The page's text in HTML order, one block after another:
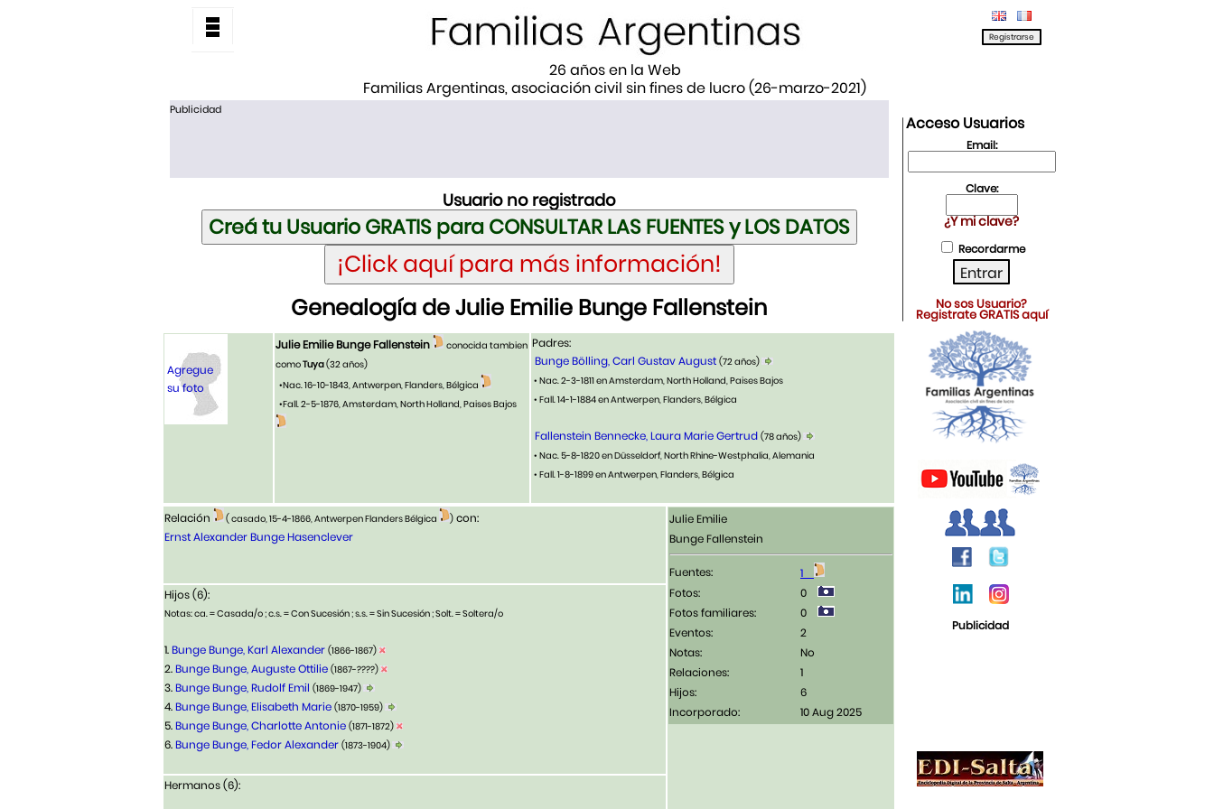
26 años en la Web
Familias Argentinas, asociación civil sin fines de lucro (26-marzo-2021)
Publicidad
Usuario no registrado
Genealogía de Julie Emilie Bunge Fallenstein
Agregue
su foto
Julie Emilie Bunge Fallenstein
conocida tambien
comoTuya(32 años)
•Nac. 16-10-1843, Antwerpen, Flanders, Bélgica
•Fall. 2-5-1876, Amsterdam, North Holland, Paises Bajos
Padres:
Bunge Bölling, Carl Gustav August (72 años)
• Nac. 2-3-1811 en Amsterdam, North Holland, Paises Bajos
• Fall. 14-1-1884 en Antwerpen, Flanders, Bélgica
Fallenstein Bennecke, Laura Marie Gertrud (78 años)
• Nac. 5-8-1820 en Düsseldorf, North Rhine-Westphalia, Alemania
• Fall. 1-8-1899 en Antwerpen, Flanders, Bélgica
Relación ( casado, 15-4-1866, Antwerpen Flanders Bélgica ) con:
Ernst Alexander Bunge Hasenclever
Julie Emilie
Bunge Fallenstein
Fuentes:
1
Fotos:
0
Fotos familiares:
0
Eventos:
2
Notas:
No
Relaciones:
1
Hijos:
6
Incorporado:
10 Aug 2025
Hijos (6):
Notas: ca. = Casada/o ; c.s. = Con Sucesión ; s.s. = Sin Sucesión ; Solt. = Soltera/o
1.Bunge Bunge, Karl Alexander (1866-1867)
2.Bunge Bunge, Auguste Ottilie (1867-????)
3.Bunge Bunge, Rudolf Emil (1869-1947)
4.Bunge Bunge, Elisabeth Marie (1870-1959)
5.Bunge Bunge, Charlotte Antonie (1871-1872)
6.Bunge Bunge, Fedor Alexander (1873-1904)
Hermanos (6):
Acceso Usuarios
Email:
Clave:
¿Y mi clave?
Recordarme
No sos Usuario?
Registrate GRATIS aquí
Publicidad